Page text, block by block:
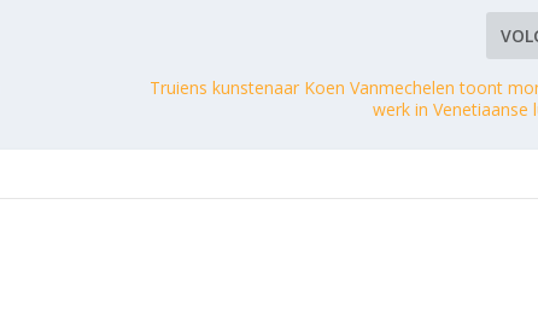
Truiens kunstenaar Koen Vanmechelen toont
werk in Venetiaanse